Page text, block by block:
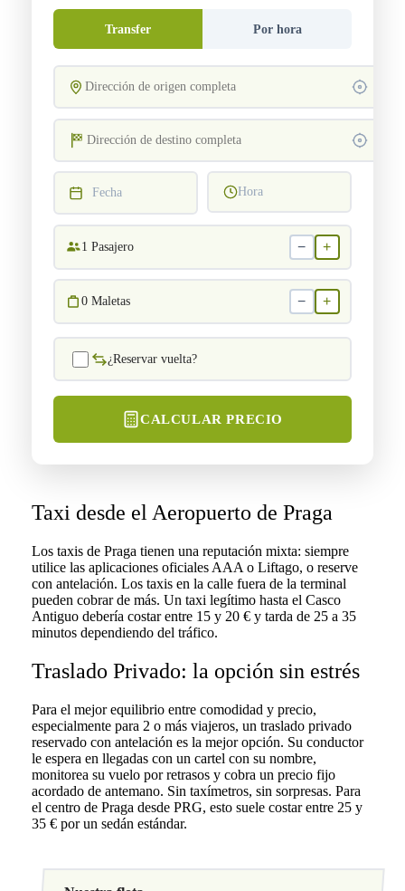
Transfer Por hora
Fecha Hora
1 Pasajero − +
0 Maletas − +
¿Reservar vuelta?
CALCULAR PRECIO
Taxi desde el Aeropuerto de Praga
Los taxis de Praga tienen una reputación mixta: siempre
utilice las aplicaciones oficiales AAA o Liftago, o reserve
con antelación. Los taxis en la calle fuera de la terminal
pueden cobrar de más. Un taxi legítimo hasta el Casco
Antiguo debería costar entre 15 y 20 € y tarda de 25 a 35
minutos dependiendo del tráfico.
Traslado Privado: la opción sin estrés
Para el mejor equilibrio entre comodidad y precio,
especialmente para 2 o más viajeros, un traslado privado
reservado con antelación es la mejor opción. Su conductor
le espera en llegadas con un cartel con su nombre,
monitorea su vuelo por retrasos y cobra un precio fijo
acordado de antemano. Sin taxímetros, sin sorpresas. Para
el centro de Praga desde PRG, esto suele costar entre 25 y
35 € por un sedán estándar.